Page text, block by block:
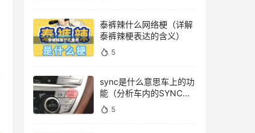
泰裤辣什么网络梗（详解
泰裤辣梗表达的含义）
5
sync是什么意思车上的功
能（分析车内的SYNC功
能）5